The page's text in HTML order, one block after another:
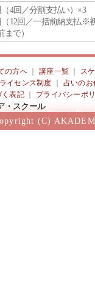
（4回／分割支払い）×3
（12回／一括前納支払※
まで）
の方へ 講座一覧
ス
イセンス制度
占いのお
く表記 プライバシーポ
(C)